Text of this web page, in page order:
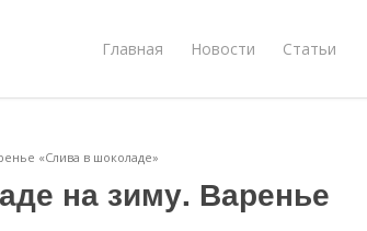
Главная Новости Статьи
«Слива в шоколаде»
на зиму. Варенье